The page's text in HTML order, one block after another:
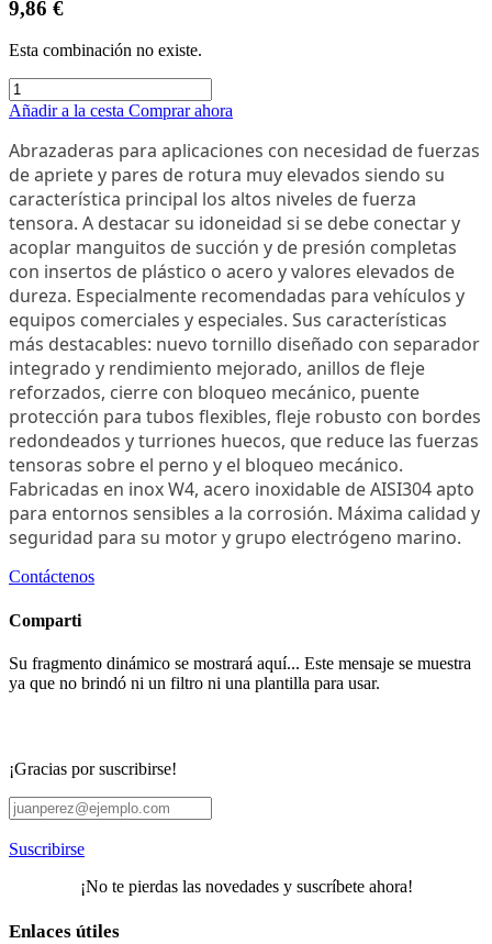
9,86 €
Esta combinación no existe.
Añadir a la cesta Comprar ahora
Abrazaderas para aplicaciones con necesidad de fuerzas
de apriete y pares de rotura muy elevados siendo su
característica principal los altos niveles de fuerza
tensora. A destacar su idoneidad si se debe conectar y
acoplar manguitos de succión y de presión completas
con insertos de plástico o acero y valores elevados de
dureza. Especialmente recomendadas para vehículos y
equipos comerciales y especiales. Sus características
más destacables: nuevo tornillo diseñado con separador
integrado y rendimiento mejorado, anillos de fleje
reforzados, cierre con bloqueo mecánico, puente
protección para tubos flexibles, fleje robusto con bordes
redondeados y turriones huecos, que reduce las fuerzas
tensoras sobre el perno y el bloqueo mecánico.
Fabricadas en inox W4, acero inoxidable de AISI304 apto
para entornos sensibles a la corrosión. Máxima calidad y
seguridad para su motor y grupo electrógeno marino.
Contáctenos
Comparti
Su fragmento dinámico se mostrará aquí... Este mensaje se muestra
ya que no brindó ni un filtro ni una plantilla para usar.
¡Gracias por suscribirse!
Suscribirse
¡No te pierdas las novedades y suscríbete ahora!
Enlaces útiles